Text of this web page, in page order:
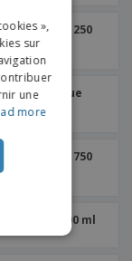
en RPET | 250
en plastique
| 750 ml
en RPET | 750
en PP | 500 ml
»,
sur
une
more